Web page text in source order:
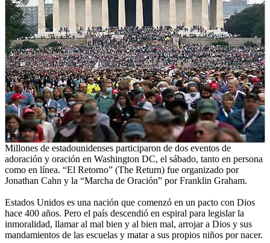
Millones de estadounidenses participaron de dos eventos de
adoración y oración en Washington DC, el sábado, tanto en persona
como en línea. “El Retorno” (The Return) fue organizado por
Jonathan Cahn y la “Marcha de Oración” por Franklin Graham.
Estados Unidos es una nación que comenzó en un pacto con Dios
hace 400 años. Pero el país descendió en espiral para legislar la
inmoralidad, llamar al mal bien y al bien mal, arrojar a Dios y sus
mandamientos de las escuelas y matar a sus propios niños por nacer.